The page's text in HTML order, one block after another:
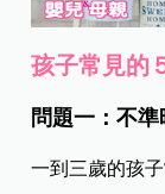
孩子常見的
問題一：不
一到三歲的孩